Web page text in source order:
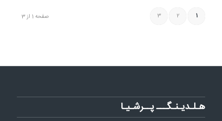
صفحه 1 از 3 1
2
3
هـلـدیـنـگـــ پــرشـیـا